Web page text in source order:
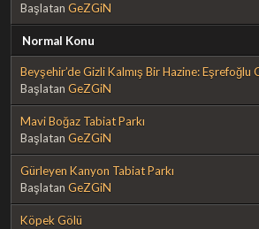
Başlatan GeZGiN
Normal Konu
Beyşehir’de Gizli Kalmış Bir Hazine: Eşrefoğlu
Başlatan GeZGiN
Mavi Boğaz Tabiat Parkı
Başlatan GeZGiN
Gürleyen Kanyon Tabiat Parkı
Başlatan GeZGiN
Köpek Gölü